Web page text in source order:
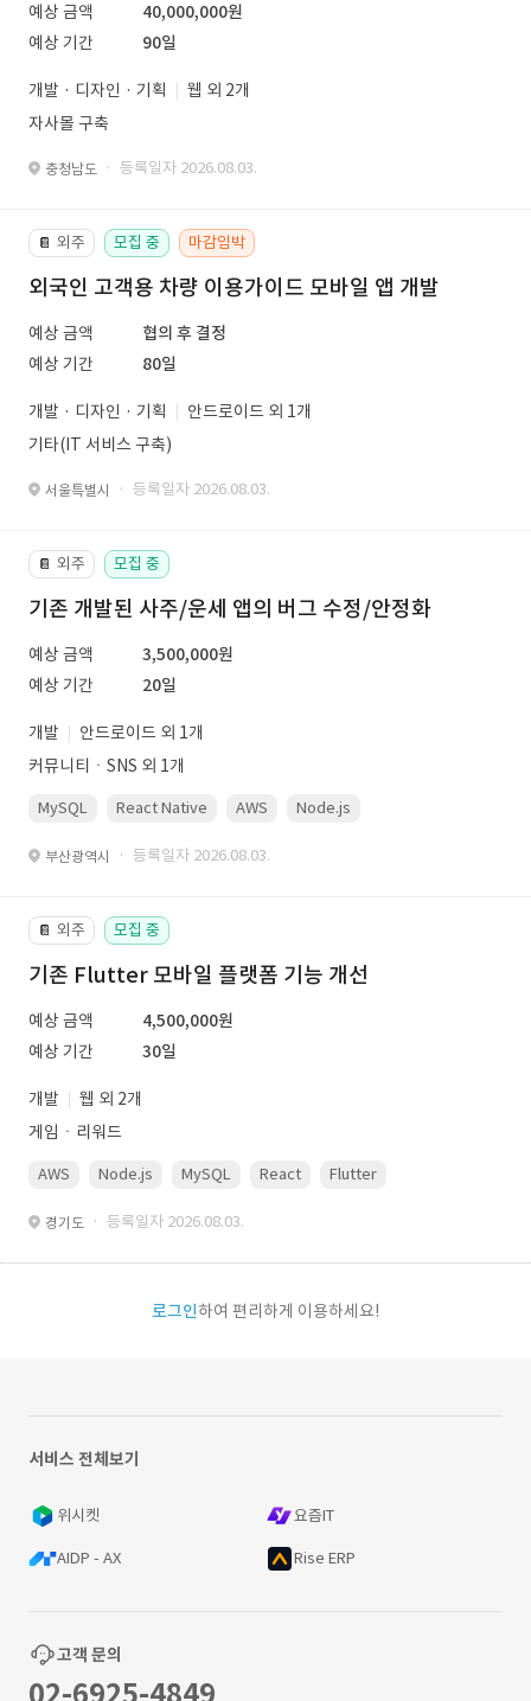
예상 금액
40,000,000원
예상 기간
90일
개발 · 디자인 · 기획
웹 외 2개
자사몰 구축
충청남도 · 등록일자 2026.08.03.
📔 외주 모집 중 마감임박
외국인 고객용 차량 이용가이드 모바일 앱 개발
예상 금액
협의 후 결정
예상 기간
80일
개발 · 디자인 · 기획
안드로이드 외 1개
기타(IT 서비스 구축)
서울특별시 · 등록일자 2026.08.03.
📔 외주 모집 중
기존 개발된 사주/운세 앱의 버그 수정/안정화
예상 금액
3,500,000원
예상 기간
20일
개발
안드로이드 외 1개
커뮤니티ㆍSNS 외 1개
MySQL React Native AWS Node.js
부산광역시 · 등록일자 2026.08.03.
📔 외주 모집 중
기존 Flutter 모바일 플랫폼 기능 개선
예상 금액
4,500,000원
예상 기간
30일
개발
웹 외 2개
게임ㆍ리워드
AWS Node.js MySQL React Flutter
경기도 · 등록일자 2026.08.03.
로그인하여 편리하게 이용하세요!
서비스 전체보기
위시켓 요즘IT
AIDP - AX Rise ERP
고객 문의